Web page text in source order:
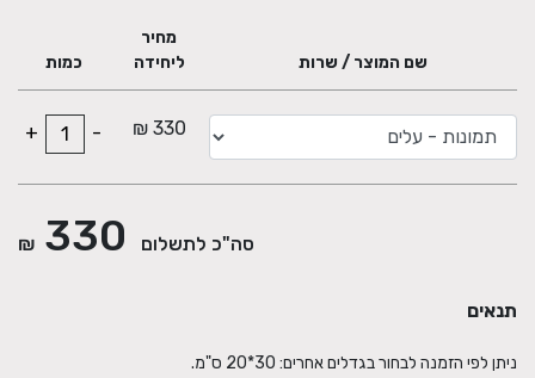
שם המוצר / שרות
מחיר
ליחידה
כמות
330 ₪
-
+
סה"כ לתשלום 330
₪
תנאים
ניתן לפי הזמנה לבחור בגדלים אחרים: 30*20 ס"מ.